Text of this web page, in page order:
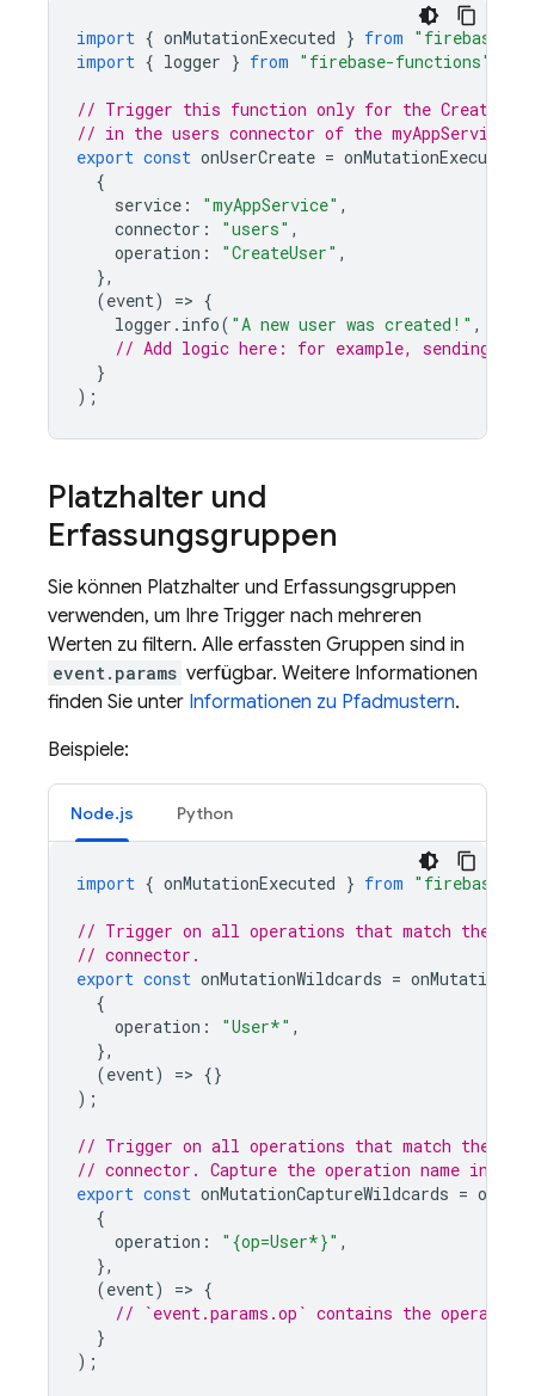
import { onMutationExecuted } from "firebase-
import { logger } from "firebase-functions"
// Trigger this function only for the
// in the users connector of the myAppService
export const onUserCreate = onMutationExecuted
{
service : "myAppService" ,
connector : "users" ,
operation : "CreateUser" ,
},
(event) => {
logger . info( "A new user was created!" ,
// Add logic here: for example, sending a
}
);
Platzhalter und
Erfassungsgruppen
Sie können Platzhalter und Erfassungsgruppen
verwenden, um Ihre Trigger nach mehreren
Werten zu filtern. Alle erfassten Gruppen sind in
event.params verfügbar. Weitere Informationen
finden Sie unter Informationen zu Pfadmustern.
Beispiele:
Node.js Python
import { onMutationExecuted } from "firebase-
// Trigger on all operations that match the
// connector.
export const onMutationWildcards =
{
operation : "User*" ,
},
(event) => {}
);
// Trigger on all operations that match the
// connector. Capture the operation name in
export const onMutationCaptureWildcards =
{
operation : "{op=User*}" ,
},
(event) => {
// `event.params.op` contains the operation
}
);